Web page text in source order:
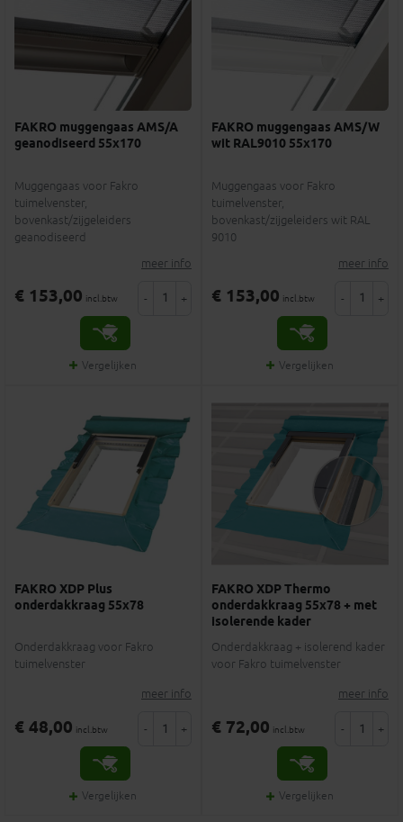
FAKRO muggengaas AMS/A
geanodiseerd 55x170
Muggengaas voor Fakro
tuimelvenster,
bovenkast/zijgeleiders
geanodiseerd
meer info
€ 153,00 incl.btw - +
Vergelijken
FAKRO muggengaas AMS/W
wit RAL9010 55x170
Muggengaas voor Fakro
tuimelvenster,
bovenkast/zijgeleiders wit RAL
9010
meer info
€ 153,00 incl.btw - +
Vergelijken
FAKRO XDP Plus
onderdakkraag 55x78
Onderdakkraag voor Fakro
tuimelvenster
meer info
€ 48,00 incl.btw - +
Vergelijken
FAKRO XDP Thermo
onderdakkraag 55x78 + met
isolerende kader
Onderdakkraag + isolerend kader
voor Fakro tuimelvenster
meer info
€ 72,00 incl.btw - +
Vergelijken